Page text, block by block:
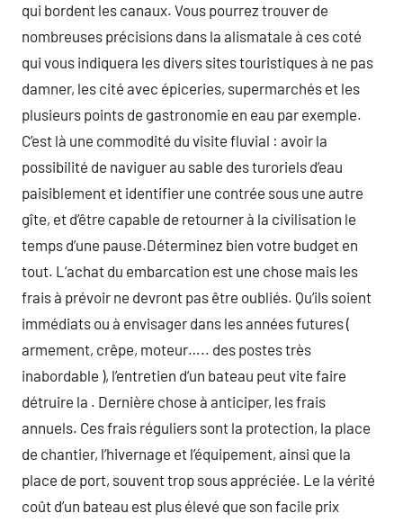
qui bordent les canaux. Vous pourrez trouver de
nombreuses précisions dans la alismatale à ces coté
qui vous indiquera les divers sites touristiques à ne pas
damner, les cité avec épiceries, supermarchés et les
plusieurs points de gastronomie en eau par exemple.
C’est là une commodité du visite fluvial : avoir la
possibilité de naviguer au sable des turoriels d’eau
paisiblement et identifier une contrée sous une autre
gîte, et d’être capable de retourner à la civilisation le
temps d’une pause.Déterminez bien votre budget en
tout. L’achat du embarcation est une chose mais les
frais à prévoir ne devront pas être oubliés. Qu’ils soient
immédiats ou à envisager dans les années futures (
armement, crêpe, moteur….. des postes très
inabordable ), l’entretien d’un bateau peut vite faire
détruire la . Dernière chose à anticiper, les frais
annuels. Ces frais réguliers sont la protection, la place
de chantier, l’hivernage et l’équipement, ainsi que la
place de port, souvent trop sous appréciée. Le la vérité
coût d’un bateau est plus élevé que son facile prix